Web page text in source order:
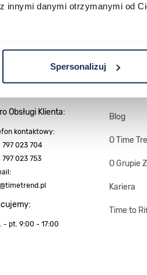
innymi danymi otrzymanymi od
Spersonalizuj
ObsługiKlienta:
kontaktowy:
797 023 704
797 023 753
- pt. 9:00 - 17:00
Blog
O Time
O Grupie
Kariera
Time to